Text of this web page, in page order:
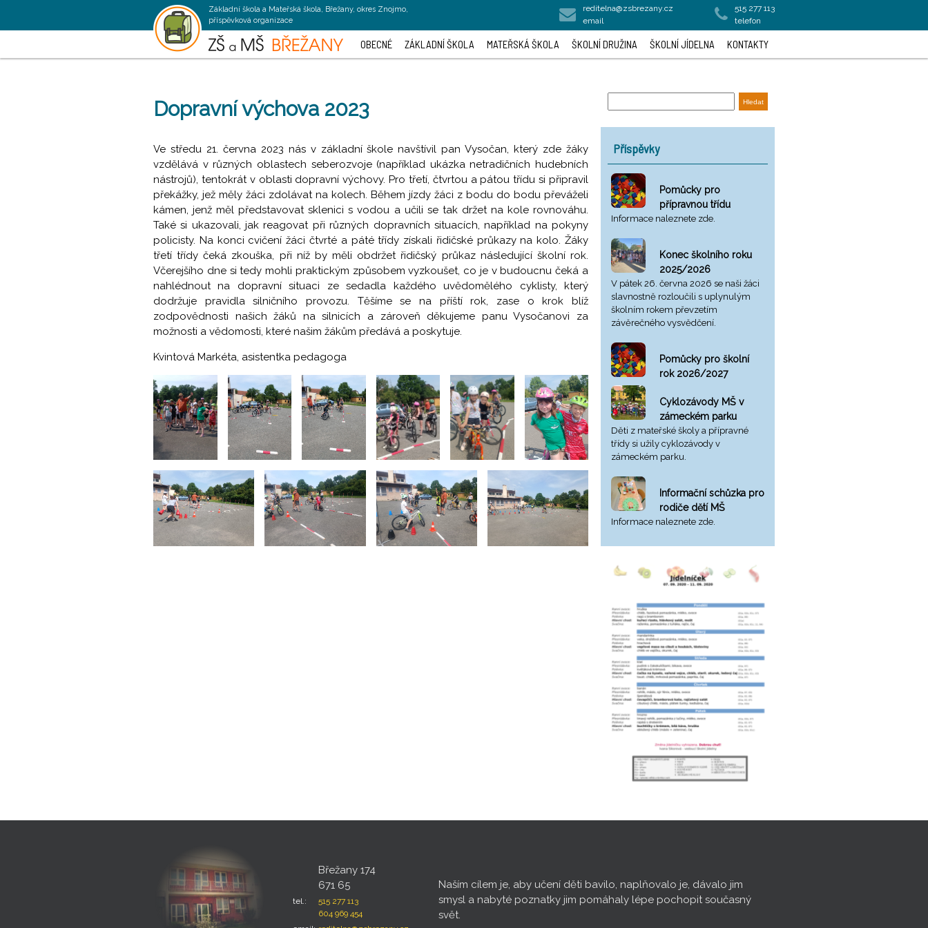
Základní škola a Mateřská škola, Břežany, okres Znojmo,
příspěvková organizace
reditelna@zsbrezany.cz
email
515 277 113
telefon
OBECNÉ ZÁKLADNÍ ŠKOLA MATEŘSKÁ ŠKOLA ŠKOLNÍ DRUŽINA ŠKOLNÍ JÍDELNA KONTAKTY
Dopravní výchova 2023
Ve středu 21. června 2023 nás v základní škole navštívil pan Vysočan, který zde žáky
vzdělává v různých oblastech seberozvoje (například ukázka netradičních hudebních
nástrojů), tentokrát v oblasti dopravní výchovy. Pro třetí, čtvrtou a pátou třídu si připravil
překážky, jež měly žáci zdolávat na kolech. Během jízdy žáci z bodu do bodu převáželi
kámen, jenž měl představovat sklenici s vodou a učili se tak držet na kole rovnováhu.
Také si ukazovali, jak reagovat při různých dopravních situacích, například na pokyny
policisty. Na konci cvičení žáci čtvrté a páté třídy získali řidičské průkazy na kolo. Žáky
třetí třídy čeká zkouška, při níž by měli obdržet řidičský průkaz následující školní rok.
Včerejšího dne si tedy mohli praktickým způsobem vyzkoušet, co je v budoucnu čeká a
nahlédnout na dopravní situaci ze sedadla každého uvědomělého cyklisty, který
dodržuje pravidla silničního provozu. Těšíme se na příští rok, zase o krok blíž
zodpovědnosti našich žáků na silnicích a zároveň děkujeme panu Vysočanovi za
možnosti a vědomosti, které našim žákům předává a poskytuje.
Kvintová Markéta, asistentka pedagoga
Příspěvky
Pomůcky pro
přípravnou třídu
Informace naleznete zde.
Konec školního roku
2025/2026
V pátek 26. června 2026 se naši žáci
slavnostně rozloučili s uplynulým
školním rokem převzetím
závěrečného vysvědčení.
Pomůcky pro školní
rok 2026/2027
Cyklozávody MŠ v
zámeckém parku
Děti z mateřské školy a přípravné
třídy si užily cyklozávody v
zámeckém parku.
Informační schůzka pro
rodiče dětí MŠ
Informace naleznete zde.
Břežany 174
671 65
tel.:
515 277 113
604 969 454
Naším cílem je, aby učení děti bavilo, naplňovalo je, dávalo jim
smysl a nabyté poznatky jim pomáhaly lépe pochopit současný
svět.